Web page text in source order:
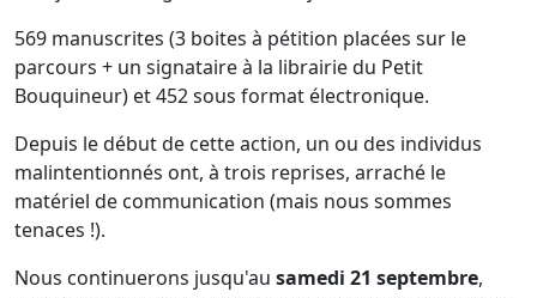
569 manuscrites (3 boites à pétition placées sur le
parcours + un signataire à la librairie du Petit
Bouquineur) et 452 sous format électronique.
Depuis le début de cette action, un ou des individus
malintentionnés ont, à trois reprises, arraché le
matériel de communication (mais nous sommes
tenaces !).
Nous continuerons jusqu'au samedi 21 septembre,